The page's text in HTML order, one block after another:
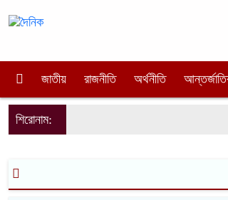
জাতীয় রাজনীতি অর্থনীতি
শিরোনাম: